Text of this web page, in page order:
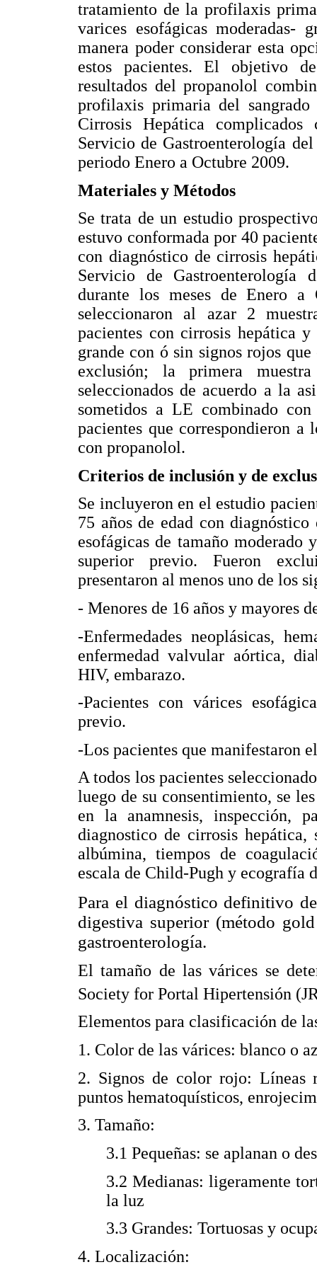
tratamiento de la profilaxis
varices esofágicas
manera poder considerar esta
estos pacientes. El objetivo
resultados del propanolol
profilaxis primaria del
Cirrosis Hepática
Servicio de Gastroenterología
periodo Enero a Octubre 2009.
Materiales y Métodos
Se trata de un estudio
estuvo conformada por 40
con diagnóstico de cirrosis
Servicio de Gastroenterología
durante los meses de Enero a
seleccionaron al azar 2
pacientes con cirrosis hepática
grande con ó sin signos rojos
exclusión; la primera
seleccionados de acuerdo a la
sometidos a LE combinado
pacientes que correspondieron a
con propanolol.
Criterios de inclusión y de
Se incluyeron en el estudio
75 años de edad con
esofágicas de tamaño moderado
superior previo. Fueron
presentaron al menos uno de los
- Menores de 16 años y mayores
-Enfermedades neoplásicas,
enfermedad valvular aórtica,
HIV, embarazo.
-Pacientes con várices
previo.
-Los pacientes que manifestaron
A todos los pacientes
luego de su consentimiento, se
en la anamnesis, inspección,
diagnostico de cirrosis hepática,
albúmina, tiempos de
escala de Child-Pugh y ecografía
Para el diagnóstico definitivo
digestiva superior (método
gastroenterología.
El tamaño de las várices se
Society for Portal Hipertensión
Elementos para clasificación de
1. Color de las várices: blanco o
2. Signos de color rojo: Líneas
puntos hematoquísticos,
3. Tamaño:
3.1 Pequeñas: se aplanan o
3.2 Medianas: ligeramente
la luz
3.3 Grandes: Tortuosas y
4. Localización: